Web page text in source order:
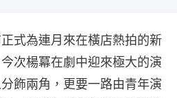
式為連月來在橫店熱拍的新
次楊冪在劇中迎來極大的演
飾兩角，更要一路由青年演